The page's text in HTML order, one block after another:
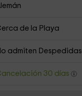
de la Playa
admiten Despedidas
30 días